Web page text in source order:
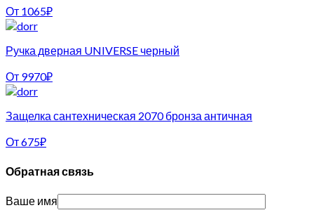
От 1065₽
Ручка дверная UNIVERSE черный
От 9970₽
Защелка сантехническая 2070 бронза античная
От675₽
Обратная связь
Ваше имя